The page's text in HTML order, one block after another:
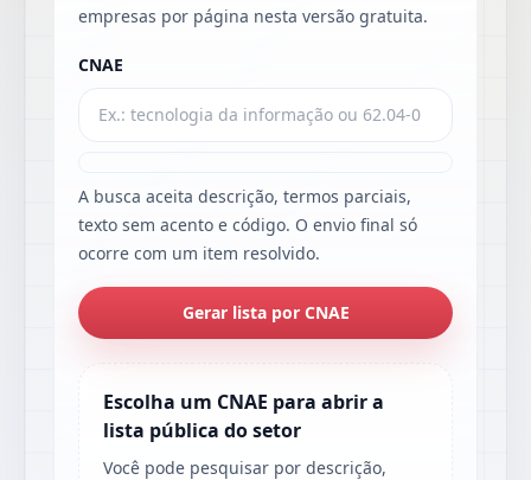
empresas por página nesta versão gratuita.
CNAE
A busca aceita descrição, termos parciais,
texto sem acento e código. O envio final só
ocorre com um item resolvido.
Gerar lista por CNAE
Escolha um CNAE para abrir a
lista pública do setor
Você pode pesquisar por descrição,